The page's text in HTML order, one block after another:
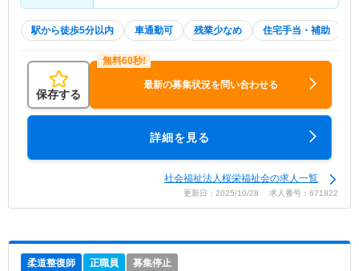
駅から徒歩5分以内 車通勤可 残業少なめ 住宅手当・補助
保存する
最新の募集状況を問い合わせる
詳細を見る
社会福祉法人桜栄福祉会の求人一覧
更新日：2025/10/28 求人番号：671822
柔道整復師 正職員 募集停止